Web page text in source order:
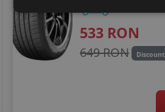
533 RON
649 RON Discount